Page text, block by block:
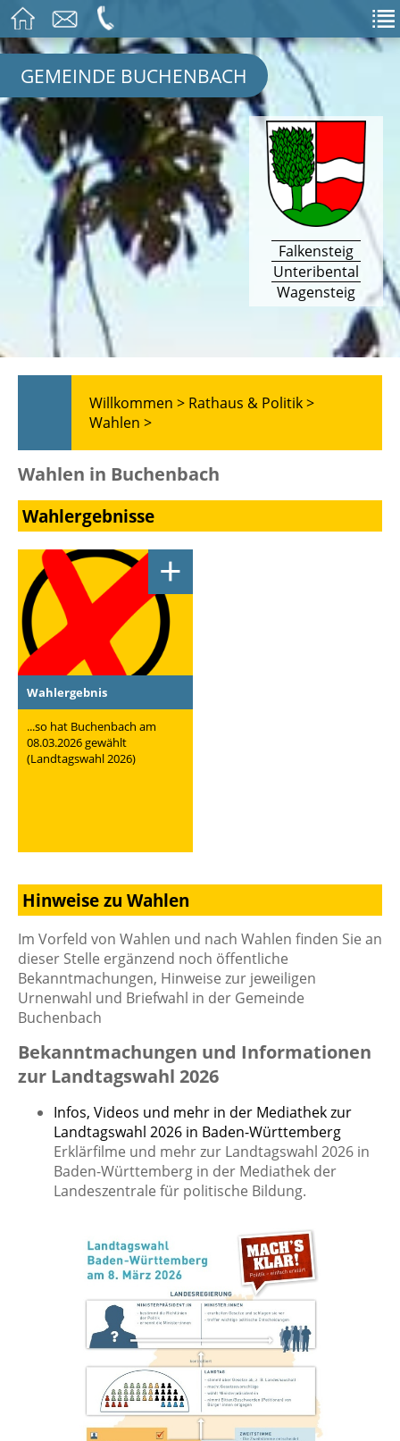
GEMEINDE BUCHENBACH
Falkensteig
Unteribental
Wagensteig
Willkommen > Rathaus & Politik >
Wahlen >
Wahlen in Buchenbach
Wahlergebnisse
+
Wahlergebnis
...so hat Buchenbach am
08.03.2026 gewählt
(Landtagswahl 2026)
Hinweise zu Wahlen
Im Vorfeld von Wahlen und nach Wahlen finden Sie an
dieser Stelle ergänzend noch öffentliche
Bekanntmachungen, Hinweise zur jeweiligen
Urnenwahl und Briefwahl in der Gemeinde
Buchenbach
Bekanntmachungen und Informationen
zur Landtagswahl 2026
Infos, Videos und mehr in der Mediathek zur
Landtagswahl 2026 in Baden-Württemberg
Erklärfilme und mehr zur Landtagswahl 2026 in
Baden-Württemberg in der Mediathek der
Landeszentrale für politische Bildung.